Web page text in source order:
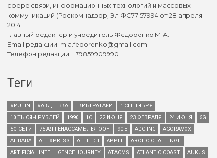
сфере связи, информационных технологий и массовых
коммуникаций (Роскомнадзор) Эл ФС77-57994 от 28 апреля
2014
Главный редактор и учредитель Федоренко М.А.
Email редакции: m.a.fedorenko@gmail.com.
Телефон редакции: +79859909990
Теги
#PUTIN #АВДЕЕВКА . КИБЕРАТАКИ
1 СЕНТЯБРЯ
10 ТЫСЯЧ РУБЛЕЙ
1990 1С 22 ИЮНЯ 23 ФЕВРАЛЯ 24 ИЮНЯ
5G
5G-СЕТИ
75-АЯ ГЕНАССАМБЛЕЯ ООН 90-Е AGC INC
AGORAVOX
ALIBABA
ALIEXPRESS ALLTECH APPLE
ARCTIC CHALLENGE
ARTIFICIAL INTELLIGENCE JOURNEY
ATACMS ATLANTIC COAST
AUKUS